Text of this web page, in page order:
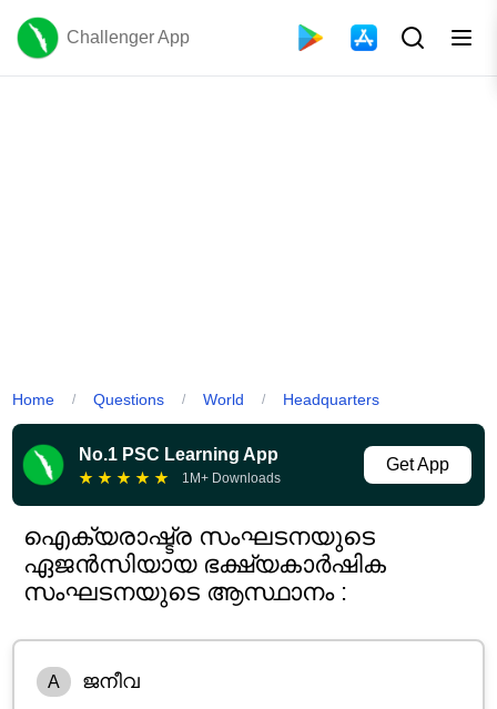
Challenger App
Home / Questions / World / Headquarters
No.1 PSC Learning App
★ ★ ★ ★ ★ 1M+ Downloads
Get App
ഐക്യരാഷ്ട്ര സംഘടനയുടെ
ഏജൻസിയായ ഭക്ഷ്യകാർഷിക
സംഘടനയുടെ ആസ്ഥാനം :
A ജനീവ